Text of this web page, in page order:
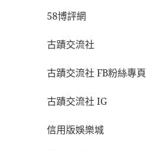
58博評網
古蹟交流社
古蹟交流社 FB粉絲專頁
古蹟交流社 IG
信用版娛樂城